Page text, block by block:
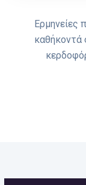
Ερμηνείες
καθήκοντά